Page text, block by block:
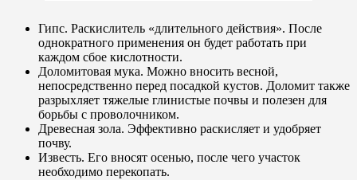
Гипс. Раскислитель «длительного действия». После
однократного применения он будет работать при
каждом сбое кислотности.
Доломитовая мука. Можно вносить весной,
непосредственно перед посадкой кустов. Доломит также
разрыхляет тяжелые глинистые почвы и полезен для
борьбы с проволочником.
Древесная зола. Эффективно раскисляет и удобряет
почву.
Известь. Его вносят осенью, после чего участок
необходимо перекопать.